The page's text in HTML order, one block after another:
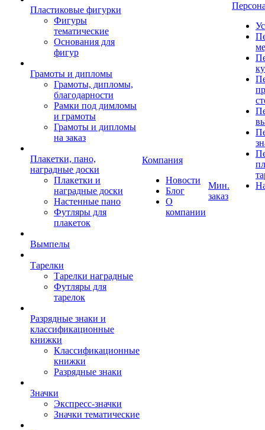
Пластиковые фигурки
Фигуры
тематические
Основания для
фигур
Грамоты и дипломы
Грамоты, дипломы,
благодарности
Рамки под димломы
и грамоты
Грамоты и дипломы
на заказ
Плакетки, пано,
наградные доски
Плакетки и
наградные доски
Настенные пано
Футляры для
плакеток
Вымпелы
Тарелки
Тарелки наградные
Футляры для
тарелок
Разрядные знаки и
классификационные
книжки
Классификационные
книжки
Разрядные знаки
Значки
Экспресс-значки
Значки тематические
Компания
Новости
Блог
О
компании
Мин.
заказ